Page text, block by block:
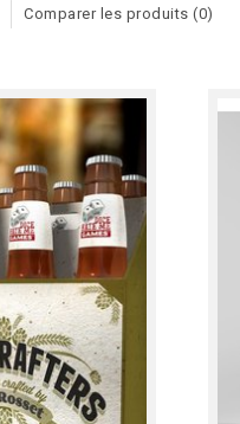
Comparer les produits (0)